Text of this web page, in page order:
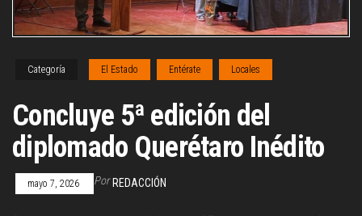
Categoría El Estado Entérate Locales
Concluye 5ª edición del
diplomado Querétaro Inédito
mayo 7, 2026 Por REDACCIÓN